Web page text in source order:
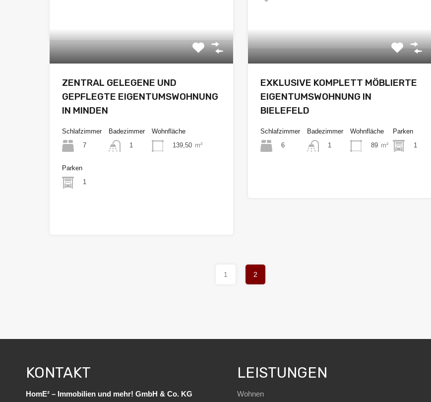
ZENTRAL GELEGENE UND
GEPFLEGTE EIGENTUMSWOHNUNG
IN MINDEN
Schlafzimmer
7
Badezimmer
1
Wohnfläche
139,50 m²
Parken
1
EXKLUSIVE KOMPLETT MÖBLIERTE
EIGENTUMSWOHNUNG IN
BIELEFELD
Schlafzimmer
6
Badezimmer
1
Wohnfläche
89 m²
Parken
1
1 2
KONTAKT
HomE² – Immobilien und mehr! GmbH & Co. KG
LEISTUNGEN
Wohnen